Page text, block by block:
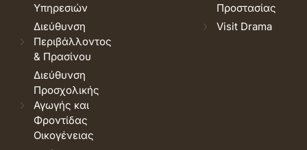
Υπηρεσιών
Διεύθυνση
Περιβάλλοντος
& Πρασίνου
Διεύθυνση
Προσχολικής
Αγωγής και
Φροντίδας
Οικογένειας
Προστασίας
Visit Drama